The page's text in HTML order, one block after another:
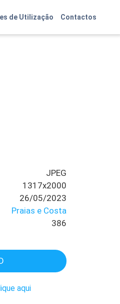
de Utilização Contactos
JPEG
1317x2000
26/05/2023
Praias e Costa
386
aqui